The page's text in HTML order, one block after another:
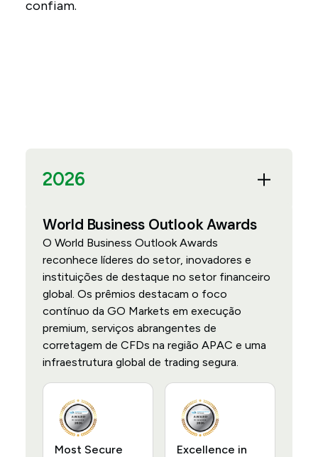
confiam.
2026
World Business Outlook Awards
O World Business Outlook Awards
reconhece líderes do setor, inovadores e
instituições de destaque no setor financeiro
global. Os prêmios destacam o foco
contínuo da GO Markets em execução
premium, serviços abrangentes de
corretagem de CFDs na região APAC e uma
infraestrutura global de trading segura.
Most Secure
Excellence in